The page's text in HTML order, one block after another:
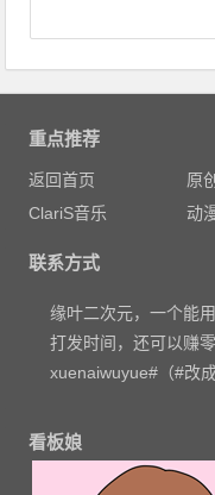
重点推荐
返回首页 原
ClariS音乐
动
联系方式
缘叶二次元，一个能
打发时间，还可以赚
xuenaiwuyue#（#改
看板娘